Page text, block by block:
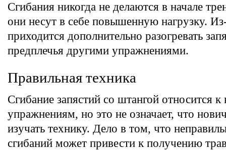
Сгибания никогда не делаются в начале
они несут в себе повышенную нагрузку. Из-
приходится дополнительно разогревать
предплечья другими упражнениями.
Правильная техника
Сгибание запястий со штангой относится
упражнениям, но это не означает, что
изучать технику. Дело в том, что
сгибаний может привести к получению